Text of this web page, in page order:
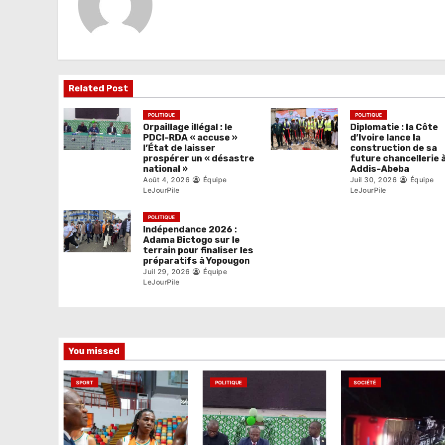
o
n
d
e
l
’
t
i
c
Related Post
POLITIQUE
Orpaillage illégal : le
PDCI-RDA « accuse »
l’État de laisser
prospérer un « désastre
national »
Août 4, 2026
Équipe
LeJourPile
POLITIQUE
Diplomatie : la Côte
d’Ivoire lance la
construction de sa
future chancellerie
Addis-Abeba
Juil 30, 2026
Équipe
LeJourPile
POLITIQUE
Indépendance 2026 :
Adama Bictogo sur le
terrain pour finaliser les
préparatifs à Yopougon
Juil 29, 2026
Équipe
LeJourPile
You missed
SPORT POLITIQUE SOCIÉTÉ